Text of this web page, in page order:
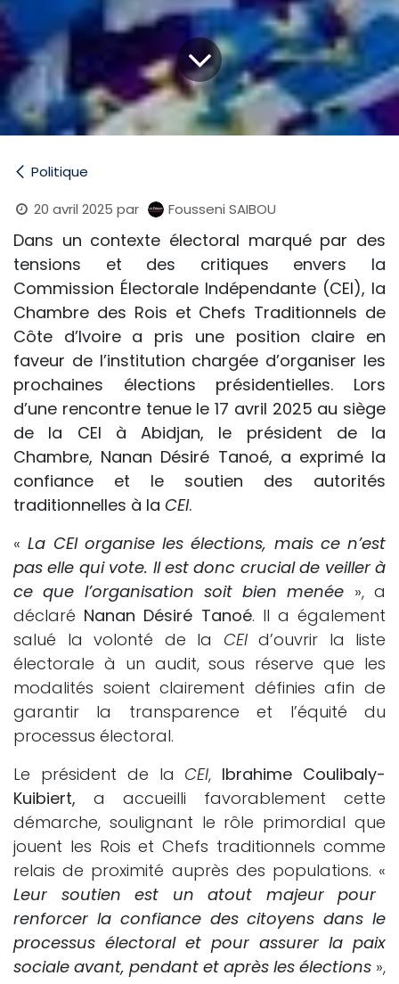
Politique
20 avril 2025 par Fousseni SAIBOU
Dans un contexte électoral marqué par des
tensions et des critiques envers la
Commission Électorale Indépendante (CEI), la
Chambre des Rois et Chefs Traditionnels de
Côte d’Ivoire a pris une position claire en
faveur de l’institution chargée d’organiser les
prochaines élections présidentielles. Lors
d’une rencontre tenue le 17 avril 2025 au siège
de la CEI à Abidjan, le président de la
Chambre, Nanan Désiré Tanoé, a exprimé la
confiance et le soutien des autorités
traditionnelles à la CEI.
« La CEI organise les élections, mais ce n’est
pas elle qui vote. Il est donc crucial de veiller à
ce que l’organisation soit bien menée », a
déclaré Nanan Désiré Tanoé. Il a également
salué la volonté de la CEId’ouvrir la liste
électorale à un audit, sous réserve que les
modalités soient clairement définies afin de
garantir la transparence et l’équité du
processus électoral.
Le président de la CEI, Ibrahime Coulibaly-
Kuibiert, a accueilli favorablement cette
démarche, soulignant le rôle primordial que
jouent les Rois et Chefs traditionnels comme
relais de proximité auprès des populations. «
Leur soutien est un atout majeur pour
renforcer la confiance des citoyens dans le
processus électoral et pour assurer la paix
sociale avant, pendant et après les élections »,